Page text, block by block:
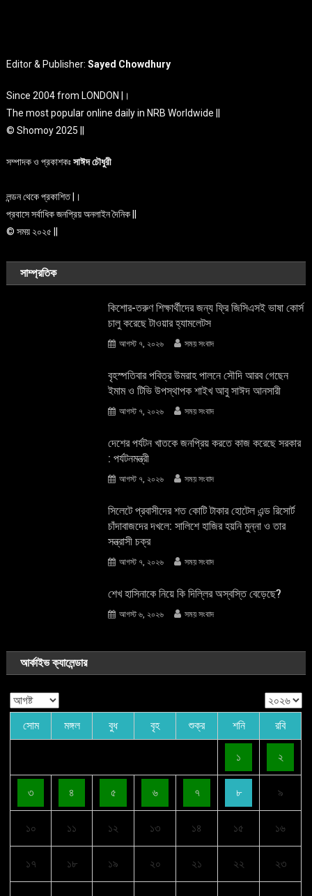
Editor & Publisher:Sayed Chowdhury
Since 2004 from LONDON |।
The most popular online daily in NRB Worldwide ||
© Shomoy 2025 ||
সম্পাদক ও প্রকাশকঃসাঈদ চৌধুরী
লন্ডন থেকে প্রকাশিত |।
প্রবাসে সর্বাধিক জনপ্রিয় অনলাইন দৈনিক ||
© সময় ২০২৫ ||
সাম্প্রতিক
কিশোর-তরুণ শিক্ষার্থীদের জন্য ফ্রি জিসিএসই ভাষা কোর্স
চালু করেছে টাওয়ার হ্যামলেটস
আগস্ট ৭, ২০২৬ সময় সংবাদ
বৃহস্পতিবার পবিত্র উমরাহ পালনে সৌদি আরব গেছেন
ইমাম ও টিভি উপস্থাপক শাইখ আবু সাঈদ আনসারী
আগস্ট ৭, ২০২৬ সময় সংবাদ
দেশের পর্যটন খাতকে জনপ্রিয় করতে কাজ করেছে সরকার
: পর্যটনমন্ত্রী
আগস্ট ৭, ২০২৬ সময় সংবাদ
সিলেটে প্রবাসীদের শত কোটি টাকার হোটেল এন্ড রিসোর্ট
চাঁদাবাজদের দখলে: সালিশে হাজির হয়নি মুন্না ও তার
সন্ত্রাসী চক্র
আগস্ট ৭, ২০২৬ সময় সংবাদ
শেখ হাসিনাকে নিয়ে কি দিল্লির অস্বস্তি বেড়েছে?
আগস্ট ৬, ২০২৬ সময় সংবাদ
আর্কাইভ ক্যালেন্ডার
সোম মঙ্গল বুধ বৃহ শুক্র শনি রবি
১ ২
৩ ৪ ৫ ৬ ৭ ৮ ৯
১০ ১১ ১২ ১৩ ১৪ ১৫ ১৬
১৭ ১৮ ১৯ ২০ ২১ ২২ ২৩